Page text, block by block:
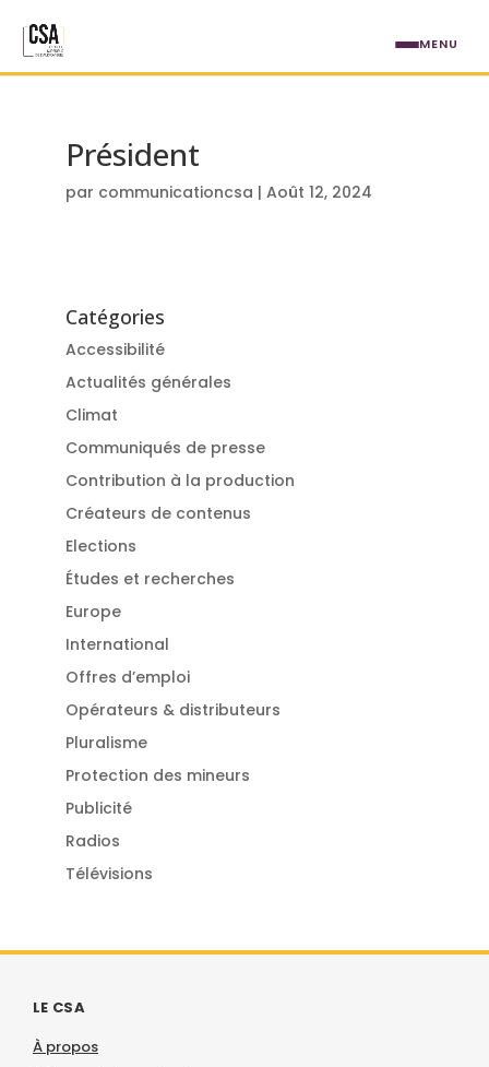
Président
par communicationcsa | Août 12, 2024
Catégories
Accessibilité
Actualités générales
Climat
Communiqués de presse
Contribution à la production
Créateurs de contenus
Elections
Études et recherches
Europe
International
Offres d’emploi
Opérateurs & distributeurs
Pluralisme
Protection des mineurs
Publicité
Radios
Télévisions
LE CSA
À propos
MENU